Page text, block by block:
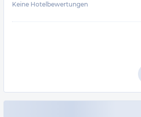
Keine Hotelbewertungen